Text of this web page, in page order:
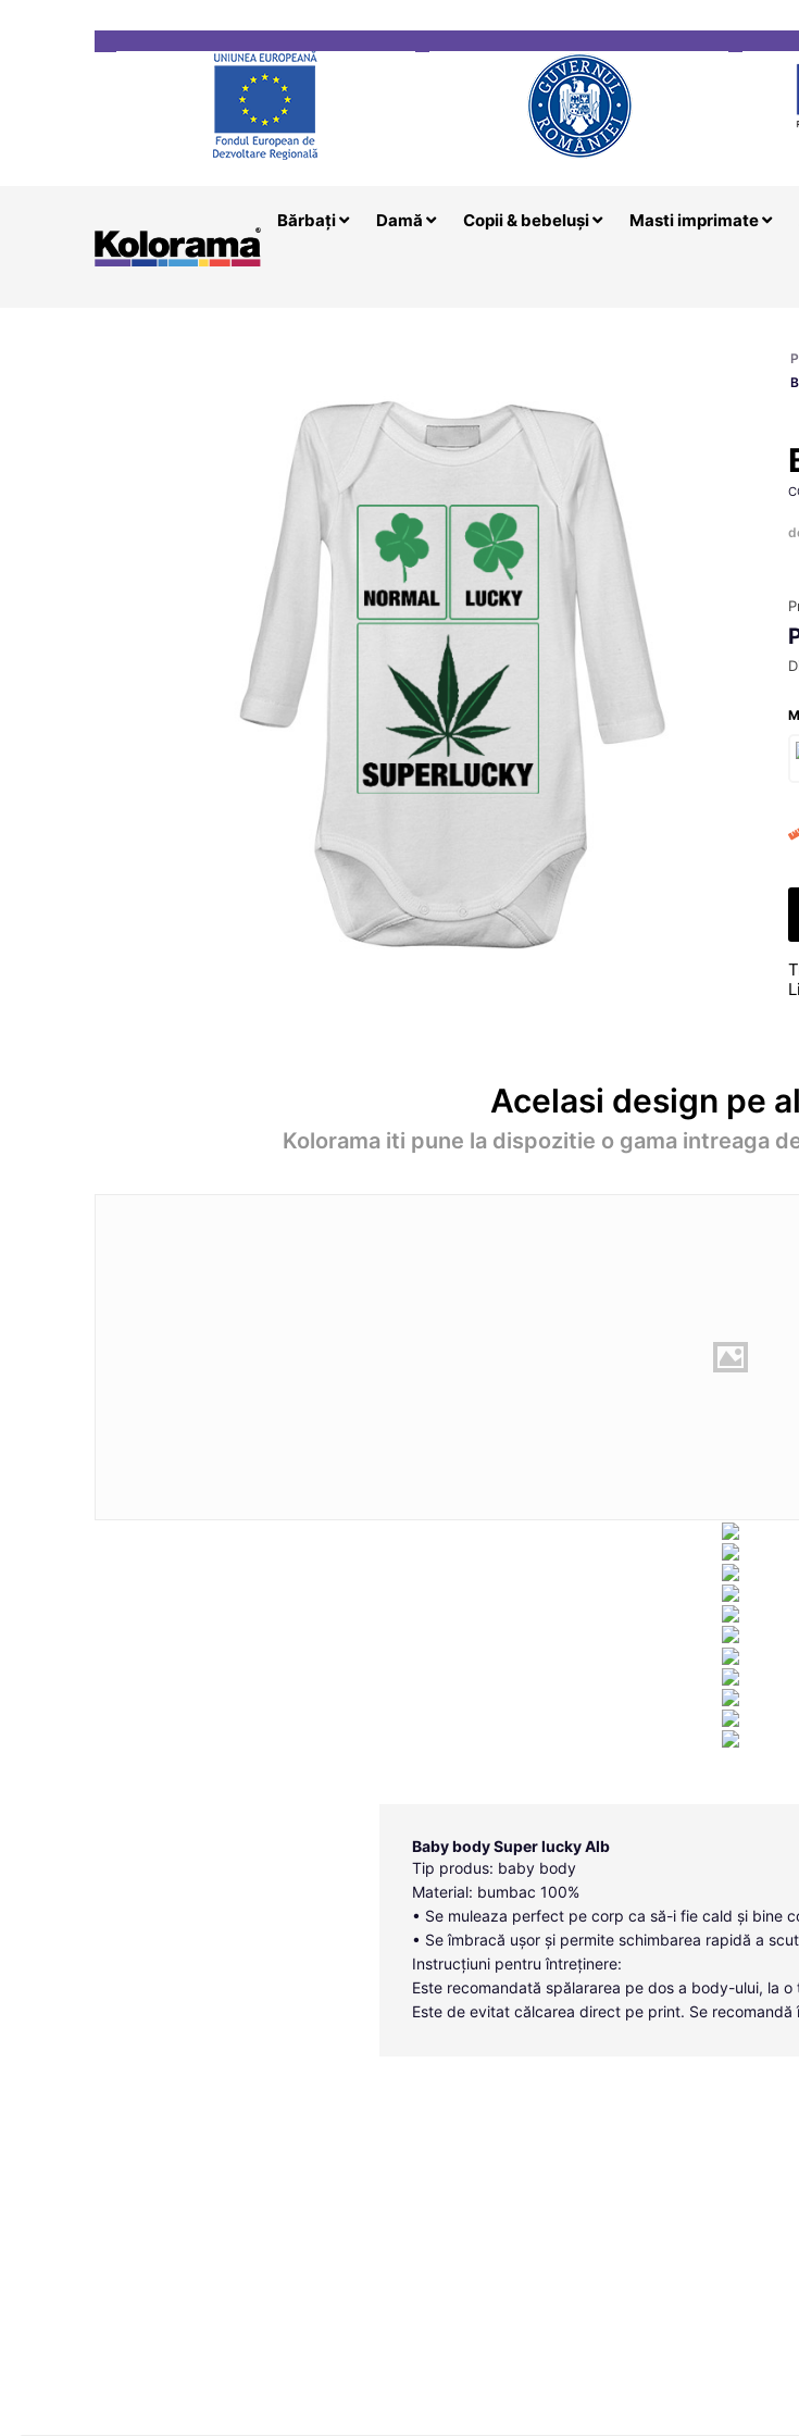
Bărbați Damă Copii & bebeluși Masti imprimate
Acelasi design pe
Kolorama iti pune la dispozitie o gama intreaga
Baby body Super lucky Alb
Tip produs: baby body
Material: bumbac 100%
• Se muleaza perfect pe corp ca să-i fie cald și bine
• Se îmbracă ușor și permite schimbarea rapidă a
Instrucțiuni pentru întreținere:
Este recomandată spălararea pe dos a body-ului, la
Este de evitat călcarea direct pe print. Se